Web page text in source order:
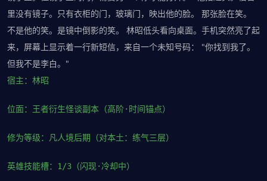
里没有镜子。只有衣柜的门，玻璃门，映出他的脸。 那张脸在笑。
不是他的笑。是镜中倒影的笑。 林昭低头看向桌面。手机突然亮了起
来，屏幕上显示着一行新短信，来自一个未知号码： "你找到我了。
但我不是李白。"
宿主：林昭
位面：王者衍生怪谈副本（高阶·时间锚点）
修为等级：凡人境后期（对本土：练气三层）
英雄技能槽：1/3（闪现·冷却中）